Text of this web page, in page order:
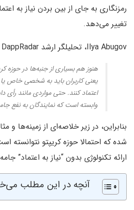
رمزنگاری به جای از بین بردن نیاز به
تغییر می‌دهد.
Ilya Abugov، تحلیلگر ارشد DappRadar به کوین تلگراف گفت:
هنوز هم بسیاری از جنبه‌ها در حوزه
یعنی کاربران باید به شخصی خاص یا
اعتماد کنند. حتی مواردی مانند رأی
وابسته است که نمایندگان به نفع
بنابراین، در زیر خلاصه‌ای از زمینه‌ها و
شده که احتمالا حوزه کریپتو نتوانسته
ارائه تکنولوژی بدون “نیاز به اعتماد”
آنچه در این مطلب